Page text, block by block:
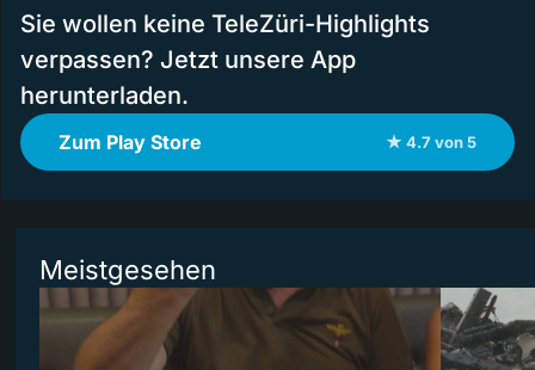
Sie wollen keine TeleZüri-Highlights
verpassen? Jetzt unsere App
herunterladen.
Zum Play Store ★ 4.7 von 5
Meistgesehen